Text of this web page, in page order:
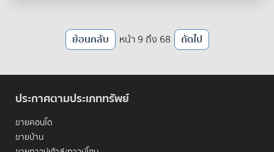
ย้อนกลับ หน้า 9 ถึง 68 ถัดไป
ประกาศตามประเภททรัพย์
ขายคอนโด
ขายบ้าน